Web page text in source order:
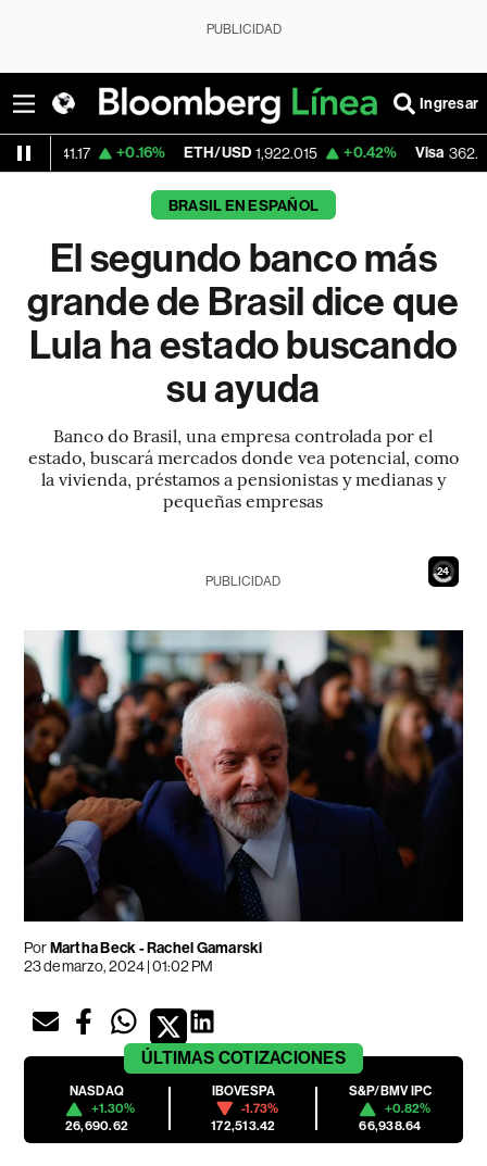
PUBLICIDAD
Ingresar
+0.16% ETH/USD 1,922.015 +0.42% Visa 362.50 -2.15%
BRASIL EN ESPAÑOL
El segundo banco más
grande de Brasil dice que
Lula ha estado buscando
su ayuda
Banco do Brasil, una empresa controlada por el
estado, buscará mercados donde vea potencial, como
la vivienda, préstamos a pensionistas y medianas y
pequeñas empresas
22
PUBLICIDAD
PorMartha Beck - Rachel Gamarski
23 de marzo, 2024 | 01:02 PM
ÚLTIMAS COTIZACIONES
NASDAQ
+1.30%
26,690.62
IBOVESPA
-1.73%
172,513.42
S&P/BMV IPC
+0.82%
66,938.64